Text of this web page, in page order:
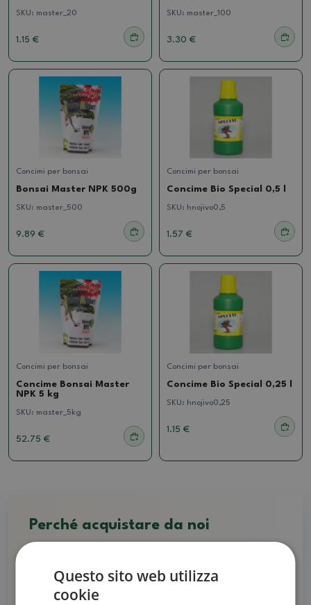
SKU: master_20
1.15 €
SKU: master_100
3.30 €
Concimi per bonsai
Bonsai Master NPK 500g
SKU: master_500
9.89 €
Concimi per bonsai
Concime Bio Special 0,5 l
SKU: hnojivo0,5
1.57 €
Concimi per bonsai
Concime Bonsai Master
NPK 5 kg
SKU: master_5kg
52.75 €
Concimi per bonsai
Concime Bio Special 0,25 l
SKU: hnojivo0,25
1.15 €
Perché acquistare da noi
Consegna entro 48 ore
Questo sito web utilizza
cookie